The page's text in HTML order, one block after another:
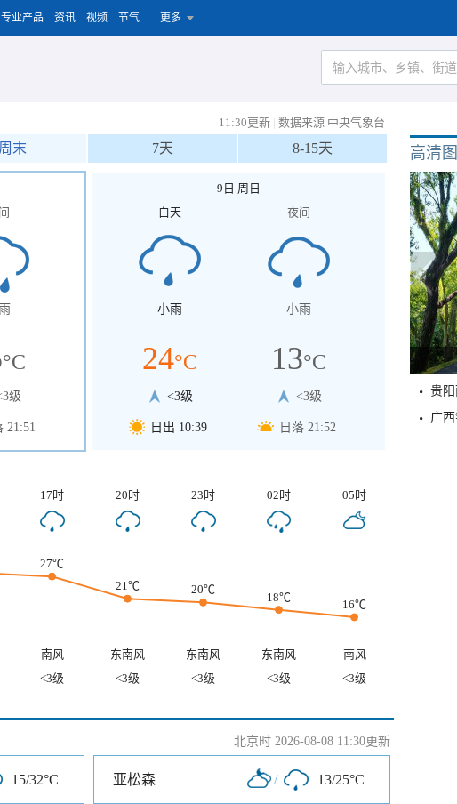
专业产品 资讯 视频 节气 更多
11:30更新 | 数据来源 中央气象台
周末 7天 8-15天
°C
级
21:51
9日 周日
白天
小雨
24°C
<3级
日出 10:39
夜间
小雨
13°C
<3级
日落 21:52
17时 20时 23时 02时 05时
27℃
21℃
20℃
18℃
16℃
南风 东南风 东南风 东南风
南风
<3级 <3级 <3级 <3级 <3级
北京时 2026-08-08 11:30更新
15/32°C 亚松森 / 13/25°C
高清
贵
广